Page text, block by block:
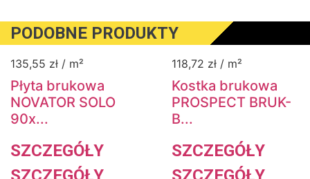
PODOBNE PRODUKTY
135,55 zł / m²
Płyta brukowa
NOVATOR SOLO
90x...
SZCZEGÓŁY
118,72 zł / m²
Kostka brukowa
PROSPECT BRUK-
B...
SZCZEGÓŁY